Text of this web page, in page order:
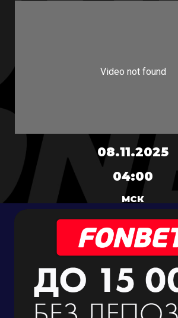
08.11.2025
04:00
МСК